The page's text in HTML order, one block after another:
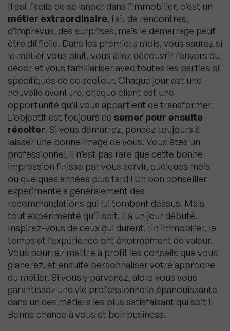
Il est facile de se lancer dans l’immobilier, c’est un
métier extraordinaire, fait de rencontres,
d’imprévus, des surprises, mais le démarrage peut
être difficile. Dans les premiers mois, vous saurez si
le métier vous plaît, vous allez découvrir l’envers du
décor et vous familiariser avec toutes les parties si
spécifiques de ce secteur. Chaque jour est une
nouvelle aventure, chaque client est une
opportunité qu’il vous appartient de transformer.
L’objectif est toujours de semer pour ensuite
récolter. Si vous démarrez, pensez toujours à
laisser une bonne image de vous. Vous êtes un
professionnel, il n’est pas rare que cette bonne
impression finisse par vous servir, quelques mois
ou quelques années plus tard ! Un bon conseiller
expérimenté a généralement des
recommandations qui lui tombent dessus. Mais
tout expérimenté qu’il soit, il a un jour débuté.
Inspirez-vous de ceux qui durent. En immobilier, le
temps et l’expérience ont énormément de valeur.
Vous pourrez mettre à profit les conseils que vous
glanerez, et ensuite personnaliser votre approche
du métier. Si vous y parvenez, alors vous vous
garantissez une vie professionnelle épanouissante
dans un des métiers les plus satisfaisant qui soit !
Bonne chance à vous et bon business.